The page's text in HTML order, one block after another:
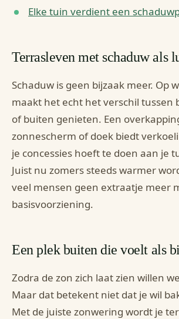
Elke tuin verdient een
Terrasleven met schaduw als
Schaduw is geen bijzaak meer. Op
maakt het echt het verschil tussen
of buiten genieten. Een
zonnescherm of doek biedt
je concessies hoeft te doen aan je
Juist nu zomers steeds warmer
veel mensen geen extraatje meer
basisvoorziening.
Een plek buiten die voelt als
Zodra de zon zich laat zien willen
Maar dat betekent niet dat je wil
Met de juiste zonwering wordt je